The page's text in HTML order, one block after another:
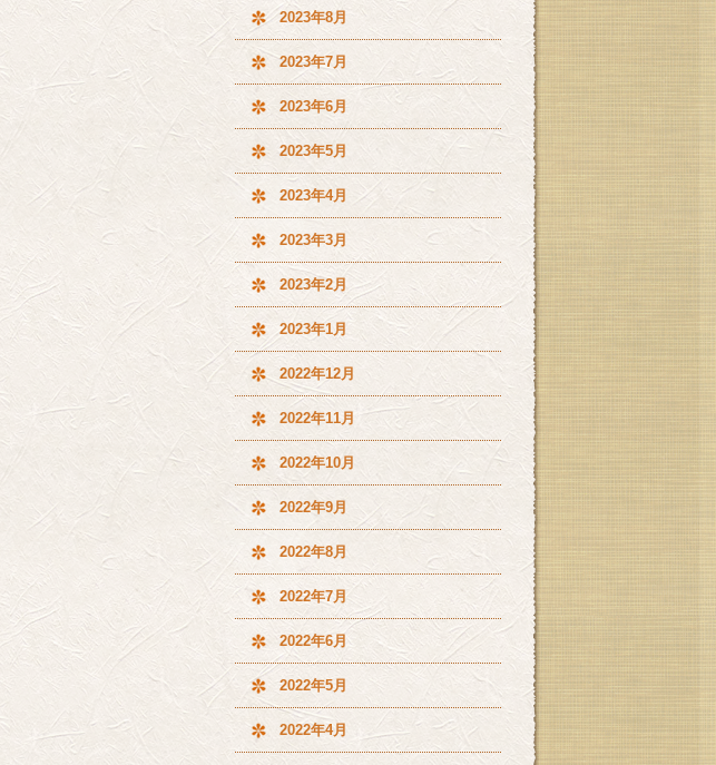
2023年8月
2023年7月
2023年6月
2023年5月
2023年4月
2023年3月
2023年2月
2023年1月
2022年12月
2022年11月
2022年10月
2022年9月
2022年8月
2022年7月
2022年6月
2022年5月
2022年4月